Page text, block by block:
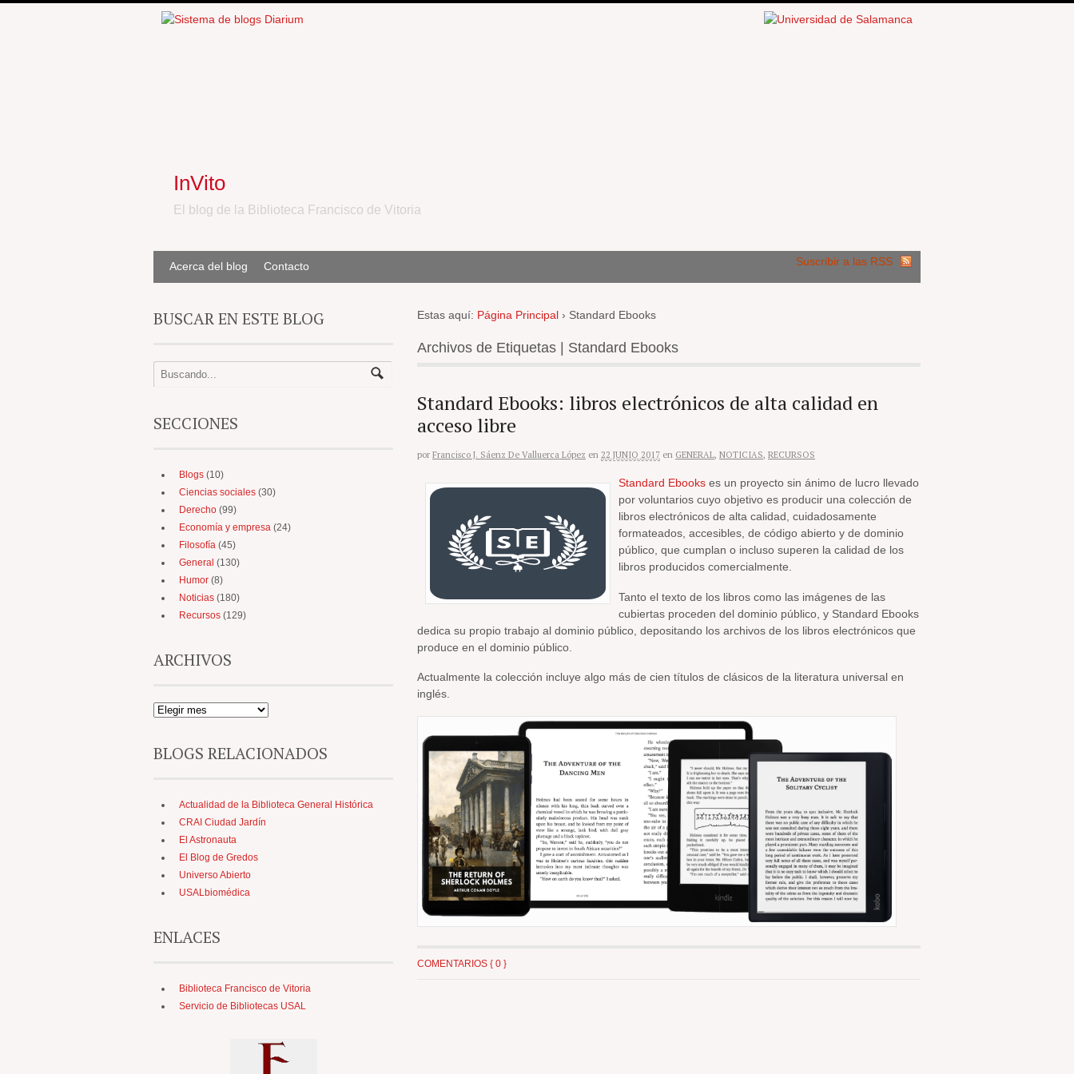
InVito
El blog de la Biblioteca Francisco de Vitoria
Suscribir a las RSS
Acerca del blog Contacto
Estas aquí: Página Principal › Standard Ebooks
Archivos de Etiquetas | Standard Ebooks
Standard Ebooks: libros electrónicos de alta calidad en
acceso libre
por Francisco J. Sáenz De Valluerca López en 22 JUNIO 2017 en GENERAL, NOTICIAS, RECURSOS
Standard Ebooks es un proyecto sin ánimo de lucro llevado
por voluntarios cuyo objetivo es producir una colección de
libros electrónicos de alta calidad, cuidadosamente
formateados, accesibles, de código abierto y de dominio
público, que cumplan o incluso superen la calidad de los
libros producidos comercialmente.
Tanto el texto de los libros como las imágenes de las
cubiertas proceden del dominio público, y Standard Ebooks
dedica su propio trabajo al dominio público, depositando los archivos de los libros electrónicos que
produce en el dominio público.
Actualmente la colección incluye algo más de cien títulos de clásicos de la literatura universal en
inglés.
COMENTARIOS { 0 }
BUSCAR EN ESTE BLOG
SECCIONES
Blogs (10)
Ciencias sociales (30)
Derecho (99)
Economía y empresa (24)
Filosofía (45)
General (130)
Humor (8)
Noticias (180)
Recursos (129)
ARCHIVOS
BLOGS RELACIONADOS
Actualidad de la Biblioteca General Histórica
CRAI Ciudad Jardín
El Astronauta
El Blog de Gredos
Universo Abierto
USALbiomédica
ENLACES
Biblioteca Francisco de Vitoria
Servicio de Bibliotecas USAL